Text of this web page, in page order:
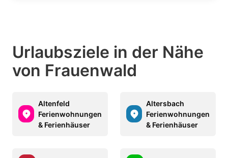
Urlaubsziele in der Nähe
von Frauenwald
Altenfeld
Ferienwohnungen
& Ferienhäuser
Altersbach
Ferienwohnungen
& Ferienhäuser